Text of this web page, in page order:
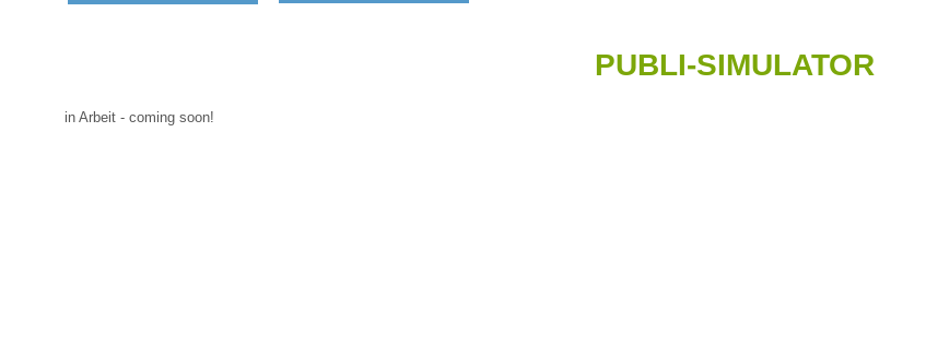
PUBLI-SIMULATOR
in Arbeit - coming soon!